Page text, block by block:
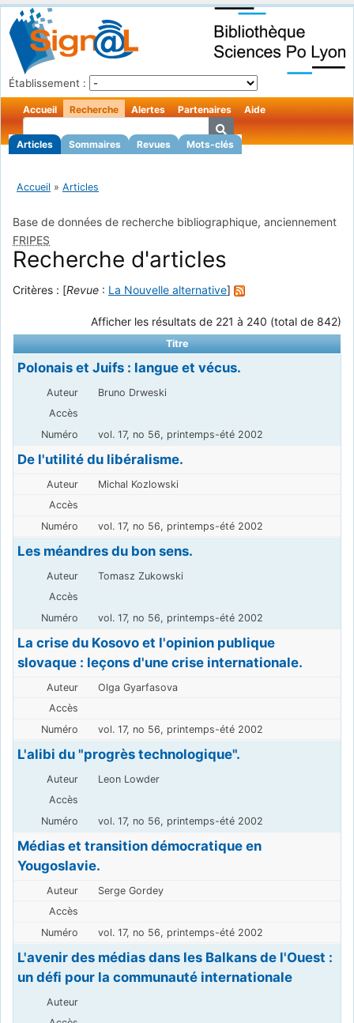
Établissement :
Accueil Recherche
Articles Sommaires Revues Mots-clés
Alertes Partenaires Aide
Accueil » Articles
Base de données de recherche bibliographique, anciennement
FRIPES
Recherche d'articles
Critères : [Revue : La Nouvelle alternative]
Afficher les résultats de 221 à 240 (total de 842)
Titre
Polonais et Juifs : langue et vécus.
Bruno Drweski
vol. 17, no 56, printemps-été 2002
De l'utilité du libéralisme.
Michal Kozlowski
vol. 17, no 56, printemps-été 2002
Les méandres du bon sens.
Tomasz Zukowski
vol. 17, no 56, printemps-été 2002
La crise du Kosovo et l'opinion publique
slovaque : leçons d'une crise internationale.
Olga Gyarfasova
vol. 17, no 56, printemps-été 2002
L'alibi du "progrès technologique".
Leon Lowder
vol. 17, no 56, printemps-été 2002
Médias et transition démocratique en
Yougoslavie.
Serge Gordey
vol. 17, no 56, printemps-été 2002
L'avenir des médias dans les Balkans de l'Ouest :
un défi pour la communauté internationale